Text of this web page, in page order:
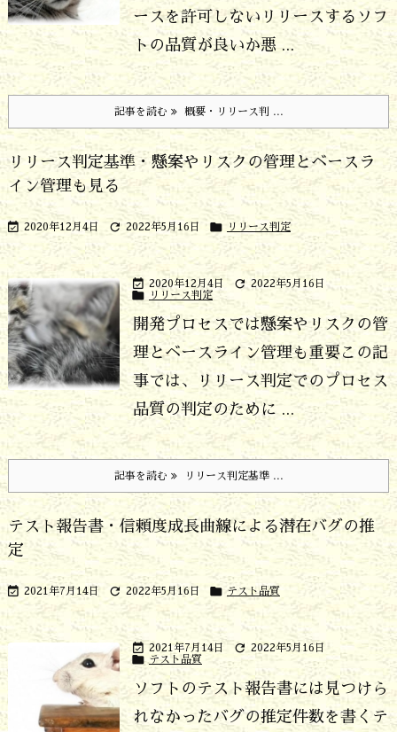
ースを許可しない リリースするソフ
トの品質が良いか悪 ...
記事を読む 概要・リリース判 ...
リリース判定基準・懸案やリスクの管理とベースラ
イン管理も見る
 2020年12月4日  2022年5月16日  リリース判定
 2020年12月4日  2022年5月16日
 リリース判定
開発プロセスでは懸案やリスクの管
理とベースライン管理も重要この記
事では、リリース判定でのプロセス
品質の判定のために ...
記事を読む リリース判定基準 ...
テスト報告書・信頼度成長曲線による潜在バグの推
定
 2021年7月14日  2022年5月16日  テスト品質
 2021年7月14日  2022年5月16日
 テスト品質
ソフトのテスト報告書には見つけら
れなかったバグの推定件数を書く テ